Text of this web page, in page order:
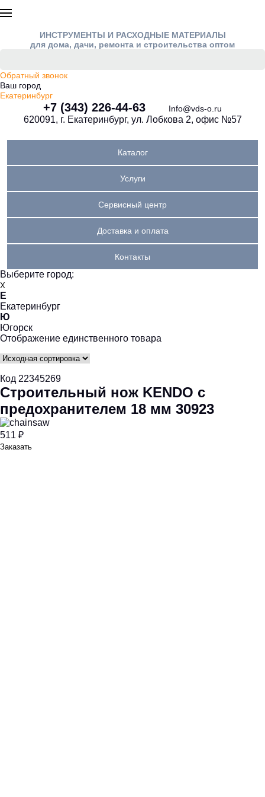
ИНСТРУМЕНТЫ И РАСХОДНЫЕ МАТЕРИАЛЫ
для дома, дачи, ремонта и строительства оптом
Обратный звонок
Ваш город
Екатеринбург
+7 (343) 226-44-63 Info@vds-o.ru
620091, г. Екатеринбург, ул. Лобкова 2, офис №57
Каталог
Услуги
Сервисный центр
Доставка и оплата
Контакты
Выберите город:
X
Е
Екатеринбург
Ю
Югорск
Отображение единственного товара
Код 22345269
Строительный нож KENDO с
предохранителем 18 мм 30923
511 ₽
Заказать